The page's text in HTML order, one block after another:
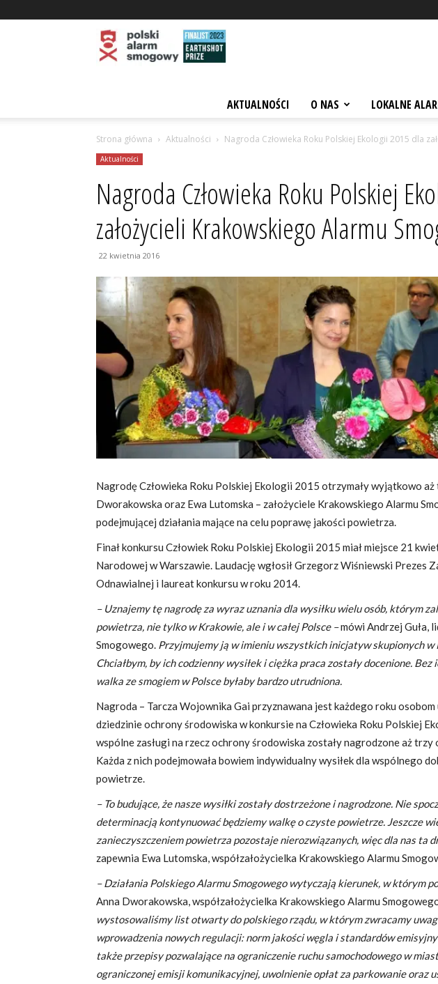
Alarm
Smogowy
–
Razem
o
czyste
powietrze
AKTUALNOŚCI O NAS LOKALNE
Strona główna Aktualności Nagroda Człowieka Roku Polskiej Ekologii 2015 dla
Aktualności
Nagroda Człowieka Roku Polskiej
założycieli Krakowskiego Alarmu
22 kwietnia 2016
Nagrodę Człowieka Roku Polskiej Ekologii 2015 otrzymały wyjątkowo aż
Dworakowska oraz Ewa Lutomska – założyciele Krakowskiego Alarmu
podejmującej działania mające na celu poprawę jakości powietrza.
Finał konkursu Człowiek Roku Polskiej Ekologii 2015 miał miejsce 21
Narodowej w Warszawie. Laudację wgłosił Grzegorz Wiśniewski Prezes
Odnawialnej i laureat konkursu w roku 2014.
– Uznajemy tę nagrodę za wyraz uznania dla wysiłku wielu osób, którym
powietrza, nie tylko w Krakowie, ale i w całej Polsce –mówi Andrzej Guła,
Smogowego. Przyjmujemy ją w imieniu wszystkich inicjatyw skupionych w
Chciałbym, by ich codzienny wysiłek i ciężka praca zostały docenione.
walka ze smogiem w Polsce byłaby bardzo utrudniona.
Nagroda – Tarcza Wojownika Gai przyznawana jest każdego roku
dziedzinie ochrony środowiska w konkursie na Człowieka Roku Polskiej
wspólne zasługi na rzecz ochrony środowiska zostały nagrodzone aż
Każda z nich podejmowała bowiem indywidualny wysiłek dla wspólnego
powietrze.
– To budujące, że nasze wysiłki zostały dostrzeżone i nagrodzone. Nie
determinacją kontynuować będziemy walkę o czyste powietrze. Jeszcze
zanieczyszczeniem powietrza pozostaje nierozwiązanych, więc dla nas ta
zapewnia Ewa Lutomska, współzałożycielka Krakowskiego Alarmu
– Działania Polskiego Alarmu Smogowego wytyczają kierunek, w którym
Anna Dworakowska, współzałożycielka Krakowskiego Alarmu
wystosowaliśmy list otwarty do polskiego rządu, w którym zwracamy
wprowadzenia nowych regulacji: norm jakości węgla i standardów
także przepisy pozwalające na ograniczenie ruchu samochodowego w
ograniczonej emisji komunikacyjnej, uwolnienie opłat za parkowanie oraz